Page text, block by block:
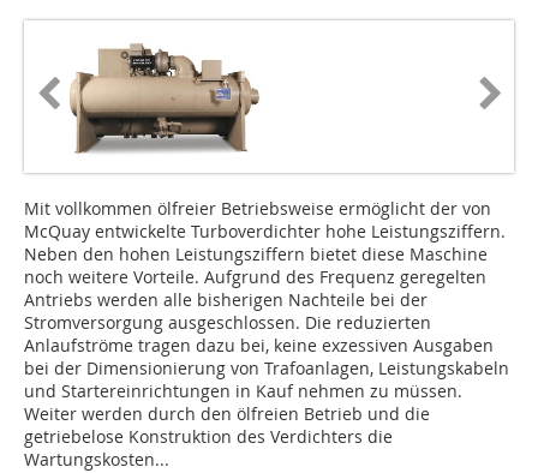
Mit vollkommen ölfreier Betriebsweise ermöglicht der von
McQuay entwickelte Turboverdichter hohe Leistungsziffern.
Neben den hohen Leistungsziffern bietet diese Maschine
noch weitere Vorteile. Aufgrund des Frequenz geregelten
Antriebs werden alle bisherigen Nachteile bei der
Stromversorgung ausgeschlossen. Die reduzierten
Anlaufströme tragen dazu bei, keine exzessiven Ausgaben
bei der Dimensionierung von Trafoanlagen, Leistungskabeln
und Startereinrichtungen in Kauf nehmen zu müssen.
Weiter werden durch den ölfreien Betrieb und die
getriebelose Konstruktion des Verdichters die
Wartungskosten...